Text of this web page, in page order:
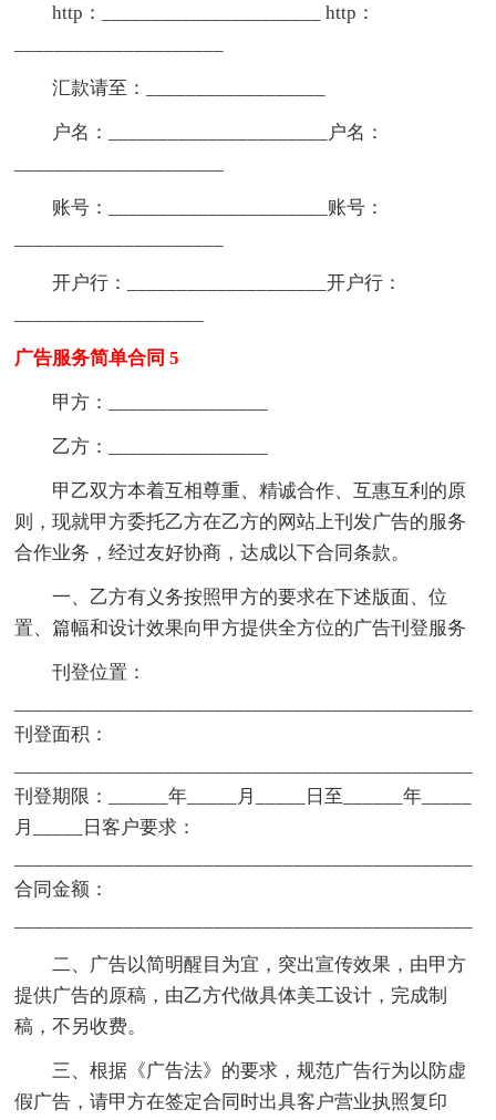
http：______________________ http：
汇款请至：__________________
户名：______________________户名：
账号：______________________账号：
开户行：____________________开户行：
广告服务简单合同 5
甲方：________________
乙方：________________
甲乙双方本着互相尊重、精诚合作、互惠互利的原
则，现就甲方委托乙方在乙方的网站上刊发广告的服务
合作业务，经过友好协商，达成以下合同条款。
一、乙方有义务按照甲方的要求在下述版面、位
置、篇幅和设计效果向甲方提供全方位的广告刊登服务
刊登位置：
刊登面积：
刊登期限：______年_____月_____日至______年_____
月_____日客户要求：
合同金额：
二、广告以简明醒目为宜，突出宣传效果，由甲方
提供广告的原稿，由乙方代做具体美工设计，完成制
稿，不另收费。
三、根据《广告法》的要求，规范广告行为以防虚
假广告，请甲方在签定合同时出具客户营业执照复印